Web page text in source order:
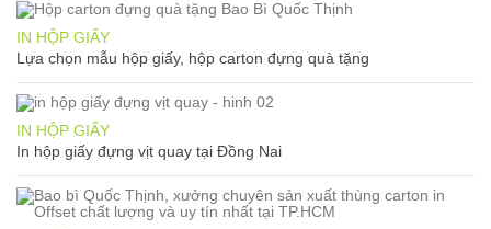
IN HỘP GIẤY
Lựa chọn mẫu hộp giấy, hộp carton đựng quà tặng
IN HỘP GIẤY
In hộp giấy đựng vịt quay tại Đồng Nai